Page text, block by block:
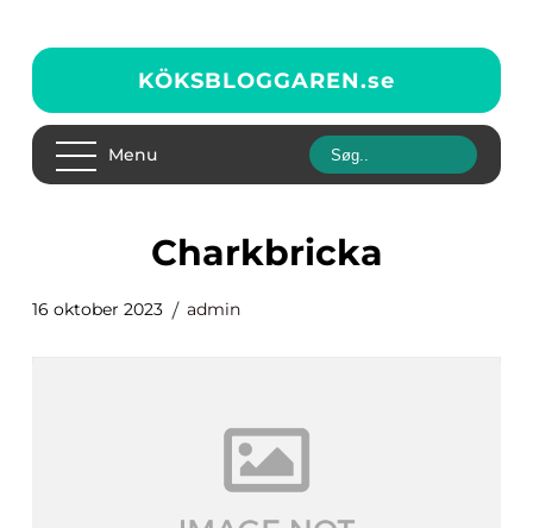
KÖKSBLOGGAREN.se
Menu
charkbricka
16 oktober 2023 admin